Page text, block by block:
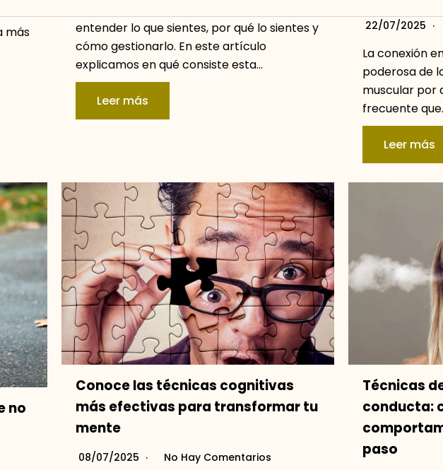
más
entender lo que sientes, por qué lo sientes y
cómo gestionarlo. En este artículo
explicamos en qué consiste esta…
Leer más
22/07/2025
La conexión
poderosa de
muscular por
frecuente
Leer más
no
Conoce las técnicas cognitivas
más efectivas para transformar tu
mente
08/07/2025 No Hay Comentarios
Técnicas
conducta:
paso